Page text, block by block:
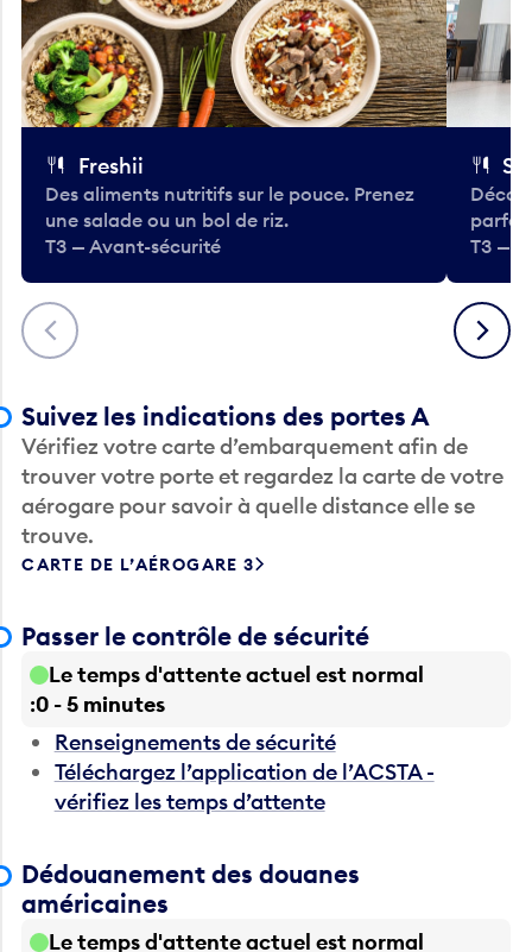
Précédent
Freshii
Des aliments nutritifs sur le pouce. Prenez
une salade ou un bol de riz.
T3 — Avant-sécurité
T3 —
Suivant
Suivez les indications des portes A
Vérifiez votre carte d’embarquement afin de
trouver votre porte et regardez la carte de votre
aérogare pour savoir à quelle distance elle se
trouve.
CARTE DE L’AÉROGARE 3
Passer le contrôle de sécurité
Le temps d'attente actuel est normal
0 - 5 minutes
Renseignements de sécurité
Téléchargez l’application de l’ACSTA -
vérifiez les temps d’attente
Dédouanement des douanes
américaines
Le temps d'attente actuel est normal